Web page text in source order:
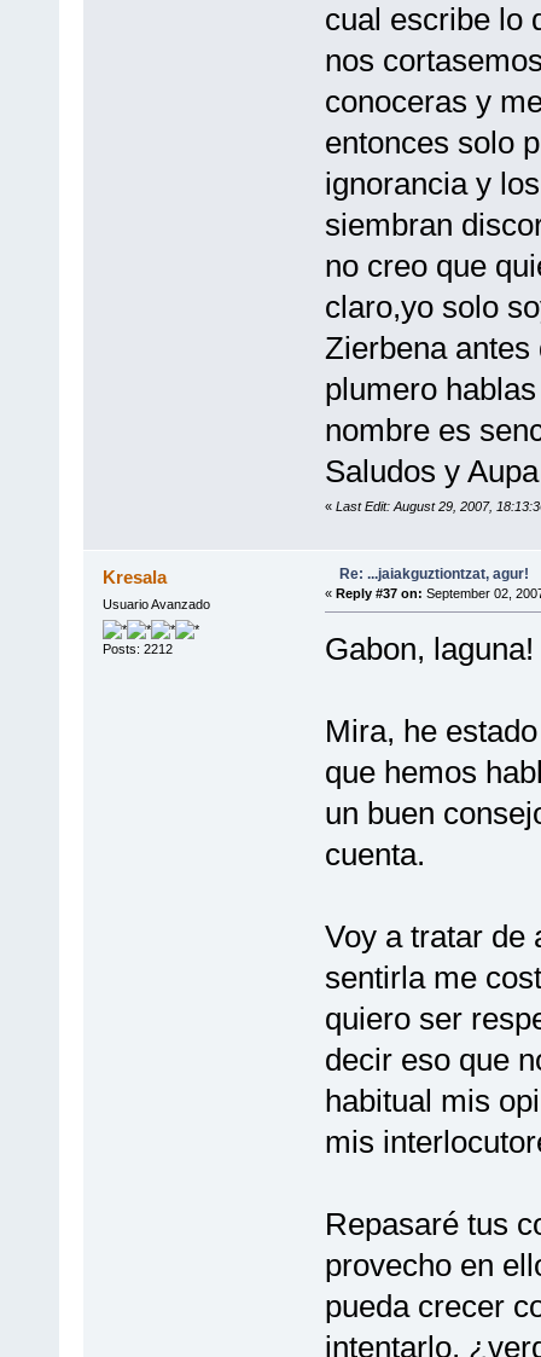
cual escribe lo
nos
conoceras y
entonces solo
ignorancia y
siembran
no creo que
claro,yo solo
Zierbena antes
plumero
nombre es
Saludos y
« Last Edit: August 29, 2007,
Kresala
Usuario Avanzado
Posts: 2212
Re: ...jaiakguztiontzat, agur!
« Reply #37 on: September 02,
Gabon,
Mira, he
que hemos
un buen
cuenta.
Voy a tratar de
sentirla me
quiero ser
decir eso que
habitual mis
mis
Repasaré tus
provecho en
pueda crecer
intentarlo,